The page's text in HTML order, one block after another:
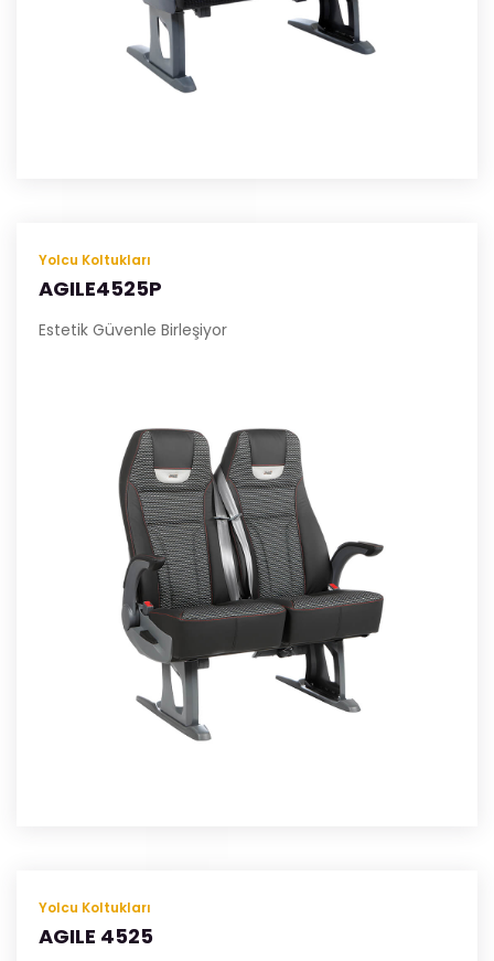
Yolcu Koltukları
AGILE4525P
Estetik Güvenle Birleşiyor
Yolcu Koltukları
AGILE 4525